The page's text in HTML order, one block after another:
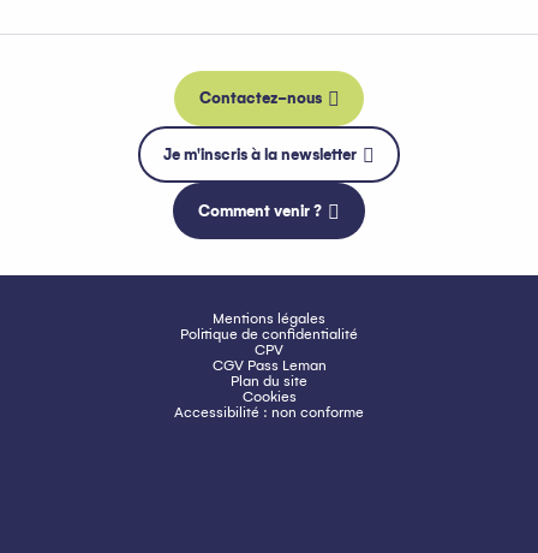
Contactez-nous
Je m'inscris à la newsletter
Comment venir ?
Mentions légales
Politique de confidentialité
CPV
CGV Pass Leman
Plan du site
Cookies
Accessibilité : non conforme